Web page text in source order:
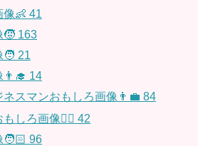
像👶 41
🧒 163
🧑 21
👨‍🎓 14
スマンおもしろ画像👨‍💼 84
しろ画像👱‍♀️ 42
🧑🏻 96